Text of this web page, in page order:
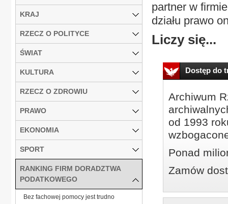
partner w
działu prawo
Liczy się...
Dostęp do
Archiwum
od 1993
Ponad
Zamów
KRAJ
RZECZ O POLITYCE
ŚWIAT
KULTURA
RZECZ O ZDROWIU
PRAWO
EKONOMIA
SPORT
RANKING FIRM DORADZTWA
PODATKOWEGO
Bez fachowej pomocy jest trudno